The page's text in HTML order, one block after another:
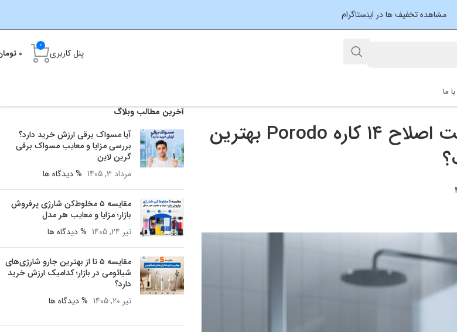
مشاهده تخفیف ها در اینستاگرام
پنل کاربری
0
0
ما
راهنمای خرید ماشین اصلاح چندکاره؛ آیا کیت اصلاح ۱۴ کاره Porodo بهترین
آخرین مطالب وبلاگ
آیا مسواک برقی ارزش خرید دارد؟
بررسی مزایا و معایب مسواک برقی
گرین لاین
مرداد 3, 1405
% دیدگاه ها
مقایسه ۵ مخلوط‌کن شارژی پرفروش
بازار؛ مزایا و معایب هر مدل
تیر 24, 1405
% دیدگاه ها
مقایسه ۵ تا از بهترین جارو شارژی‌های
شیائومی در بازار؛ کدامیک ارزش خرید
دارد؟
تیر 20, 1405
% دیدگاه ها